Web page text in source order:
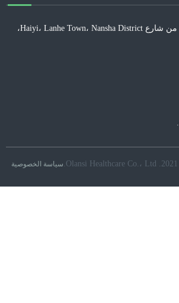
Buidling 1، رقم 1 من شارع Haiyi، Lanhe Town، Nansha District،
سياسة الخصوصية